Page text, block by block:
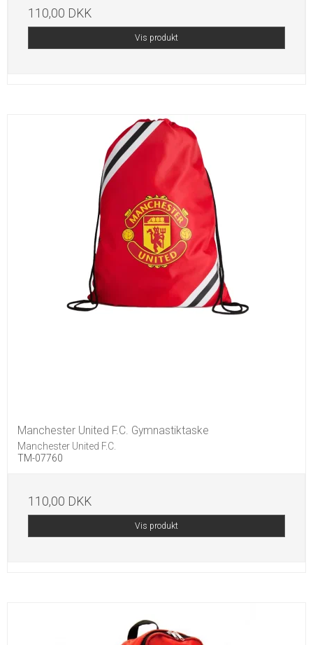
110,00 DKK
Vis produkt
Manchester United F.C. Gymnastiktaske
Manchester United F.C.
TM-07760
110,00 DKK
Vis produkt